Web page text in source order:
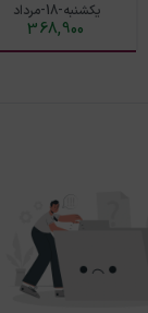
یکشنبه-18-مرداد
368,900